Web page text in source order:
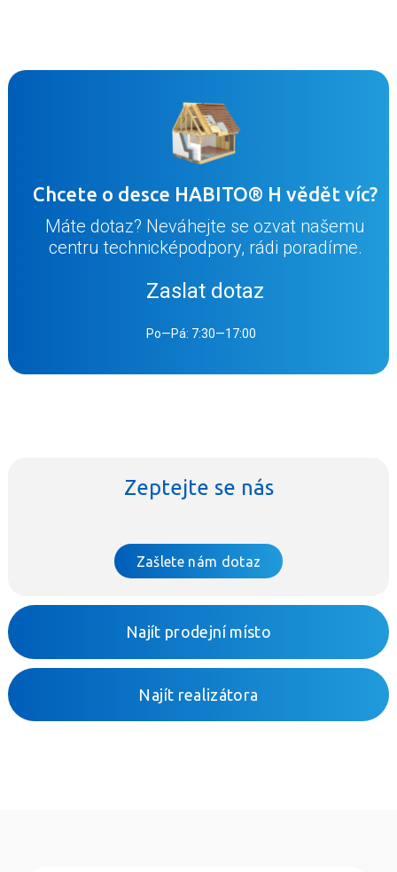
Chcete o desce HABITO® H vědět víc?
Máte dotaz? Neváhejte se ozvat našemu
centru technicképodpory, rádi poradíme.
Zaslat dotaz
Po—Pá: 7:30—17:00
Zeptejte se nás
Zašlete nám dotaz
Najít prodejní místo
Najít realizátora